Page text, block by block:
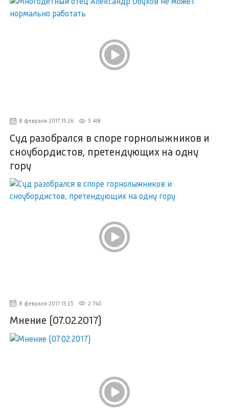
8 февраля 2017 15:26 3 418
Суд разобрался в споре горнолыжников и
сноубордистов, претендующих на одну
гору
8 февраля 2017 15:23 2 740
Мнение (07.02.2017)